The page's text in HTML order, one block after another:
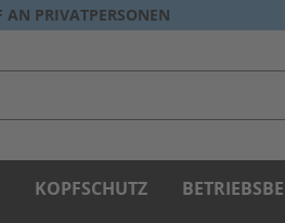
PRIVATPERSONEN
KOPFSCHUTZ